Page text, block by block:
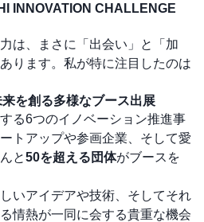
INNOVATION CHALLENGE
は、まさに「出会い」と「加
ります。私が特に注目したのは
を創る多様なブース出展
る6つのイノベーション推進事
トアップや参画企業、そして愛
と50を超える団体がブースを
いアイデアや技術、そしてそれ
情熱が一同に会する貴重な機会